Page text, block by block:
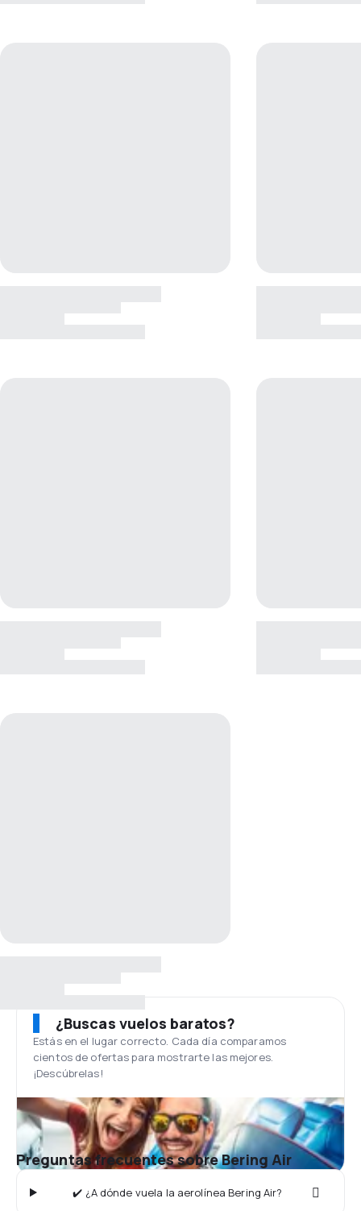
¿Buscas vuelos baratos?
Estás en el lugar correcto. Cada día comparamos
cientos de ofertas para mostrarte las mejores.
¡Descúbrelas!
Preguntas frecuentes sobre Bering Air
✔️ ¿A dónde vuela la aerolínea Bering Air?